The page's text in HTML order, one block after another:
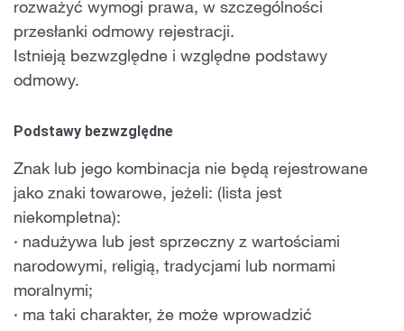
rozważyć wymogi prawa, w szczególności
przesłanki odmowy rejestracji.
Istnieją bezwzględne i względne podstawy
odmowy.
Podstawy bezwzględne
Znak lub jego kombinacja nie będą rejestrowane
jako znaki towarowe, jeżeli: (lista jest
niekompletna):
· nadużywa lub jest sprzeczny z wartościami
narodowymi, religią, tradycjami lub normami
moralnymi;
· ma taki charakter, że może wprowadzić